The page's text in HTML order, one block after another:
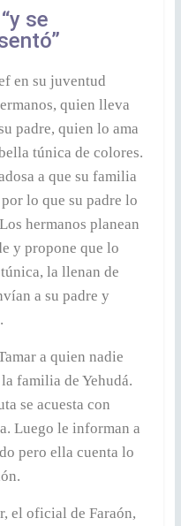
se
en su juventud
quien lleva
padre, quien lo ama
túnica de colores.
a que su familia
lo que su padre lo
hermanos planean
y propone que lo
la llenan de
a su padre y
a quien nadie
familia de Yehudá.
se acuesta con
Luego le informan a
pero ella cuenta lo
el oficial de Faraón,